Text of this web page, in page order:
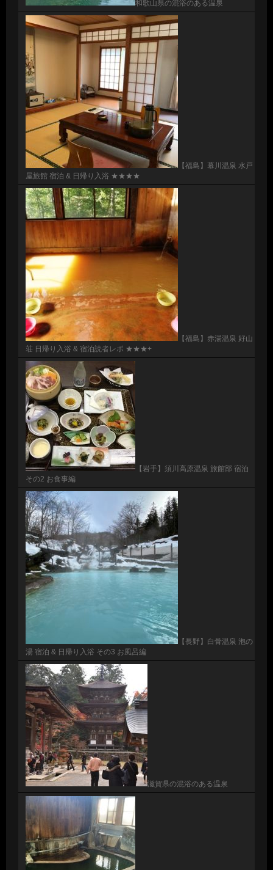
和歌山県の混浴のある温泉
【福島】幕川温泉 水戸
屋旅館 宿泊 & 日帰り入浴 ★★★★
【福島】赤湯温泉 好山
荘 日帰り入浴 & 宿泊読者レポ ★★★+
【岩手】須川高原温泉 旅館部 宿泊
その2 お食事編
【長野】白骨温泉 泡の
湯 宿泊 & 日帰り入浴 その3 お風呂編
滋賀県の混浴のある温泉